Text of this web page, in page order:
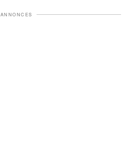
ANNONCES